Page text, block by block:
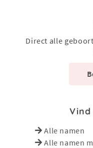
Direct alle
Alle namen
Alle namen